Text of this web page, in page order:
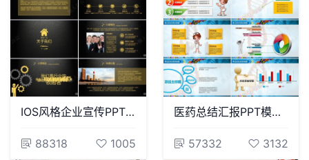
IOS风格企业宣传PPT模板产品简介PPT模板
88318 1005
医药总结汇报PPT模模板
57332 3132